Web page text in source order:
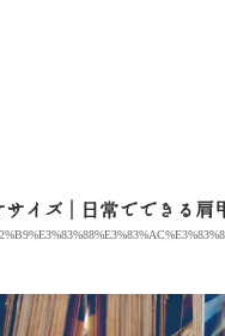
イズ | 日常でできる肩